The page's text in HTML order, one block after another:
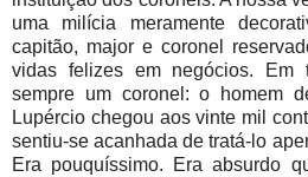
uma milícia meramente
capitão, major e coronel
vidas felizes em negócios. Em
sempre um coronel: o homem
Lupércio chegou aos vinte mil
sentiu-se acanhada de tratá-lo
Era pouquíssimo. Era absurdo